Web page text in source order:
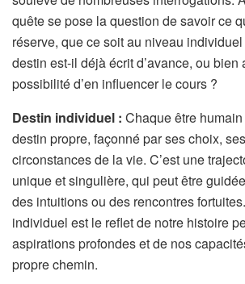
quête se pose la question de savoir ce
réserve, que ce soit au niveau
destin est-il déjà écrit d’avance, ou bien
possibilité d’en influencer le cours ?
Destin individuel : Chaque être humain
destin propre, façonné par ses choix,
circonstances de la vie. C’est une
unique et singulière, qui peut être
des intuitions ou des rencontres
individuel est le reflet de notre histoire
aspirations profondes et de nos
propre chemin.